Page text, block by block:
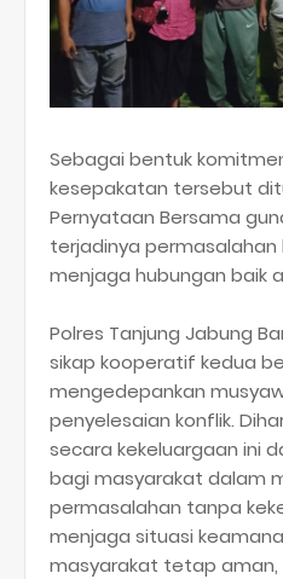
Sebagai bentuk
kesepakatan tersebut
Pernyataan Bersama
terjadinya
menjaga hubungan baik
Polres Tanjung Jabung
sikap kooperatif kedua
mengedepankan
penyelesaian konflik.
secara kekeluargaan ini
bagi masyarakat dalam
permasalahan tanpa
menjaga situasi
masyarakat tetap aman,